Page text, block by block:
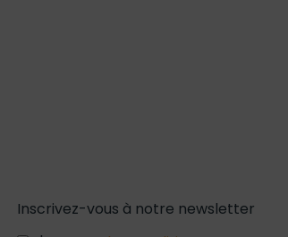
Inscrivez-vous à notre newsletter